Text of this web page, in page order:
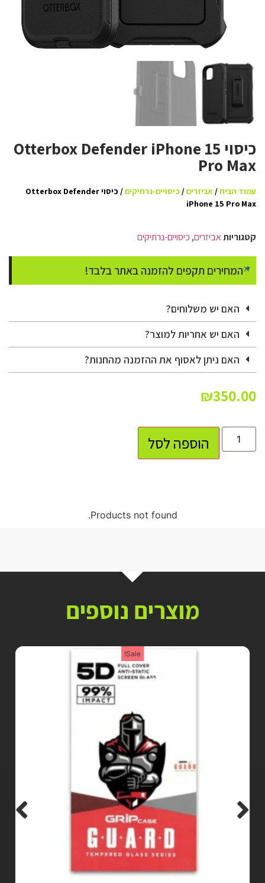
כיסוי Otterbox Defender iPhone 15
Pro Max
עמוד הבית/ אביזרים/ כיסויים-נרתיקים
/ כיסוי Otterbox Defender
iPhone 15 Pro Max
קטגוריותאביזרים, כיסויים-נרתיקים
* המחירים תקפים להזמנה באתר בלבד!
×
האם יש משלוחים?
האם יש אחריות למוצר?
האם ניתן לאסוף את ההזמנה מהחנות?
₪350.00
הוספה לסל
Products not found.
מוצרים נוספים
Sale!